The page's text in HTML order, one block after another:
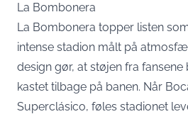
La Bombonera
La Bombonera topper listen
intense stadion målt på
design gør, at støjen fra
kastet tilbage på banen. Når
Superclásico, føles stadionet